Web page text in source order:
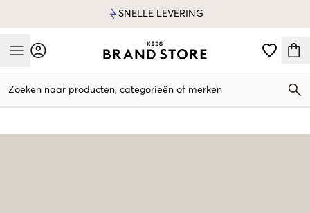
SNELLE LEVERING
Mobile Menu
Zoeken naar producten, categorieën of merken